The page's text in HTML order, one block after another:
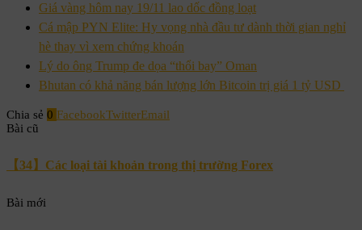
Giá vàng hôm nay 19/11 lao dốc đồng loạt
Cá mập PYN Elite: Hy vọng nhà đầu tư dành thời gian nghỉ
hè thay vì xem chứng khoán
Lý do ông Trump đe dọa “thổi bay” Oman
Bhutan có khả năng bán lượng lớn Bitcoin trị giá 1 tỷ USD
Chia sẻ 0 FacebookTwitterEmail
Bài cũ
【34】Các loại tài khoản trong thị trường Forex
Bài mới